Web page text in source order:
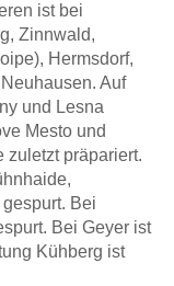
ist bei
Zinnwald,
Hermsdorf,
Auf
und Lesna
Mesto und
zuletzt präpariert.
Bei
Bei Geyer ist
Kühberg ist